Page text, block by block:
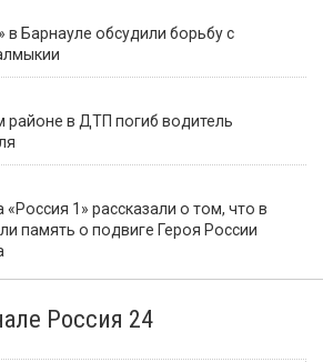
в Барнауле обсудили борьбу с
районе в ДТП погиб водитель
1» рассказали о том, что в
память о подвиге Героя России
Россия 24